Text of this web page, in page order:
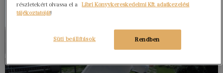
részletekért olvassa el a
Libri Könyvkereskedelmi Kft. adatkezelési
tájékoztatóját!
Rendben
Süti beállítások